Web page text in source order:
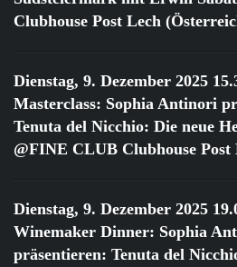
Clubhouse Post Lech
Dienstag, 9. Dezember 2025
Masterclass: Sophia Antinori
Tenuta del Nicchio: Die neue
@FINE CLUB Clubhouse
Dienstag, 9. Dezember 2025
Winemaker Dinner: Sophia
präsentieren: Tenuta del